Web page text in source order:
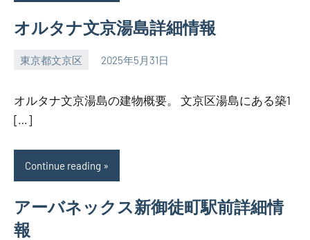
オルタナ文京湯島詳細情報
東京都文京区 2025年5月31日
SEZIMO
オルタナ文京湯島の建物概要。 文京区湯島にある築1
[…]
Continue reading
アーバネックス新御徒町駅前詳細情
報